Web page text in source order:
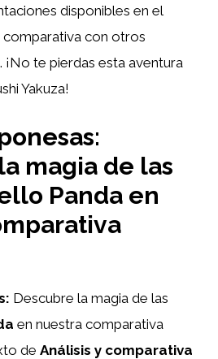
disponibles en el
comparativa con otros
te pierdas esta aventura
Yakuza!
magia de las
Panda en
Descubre la magia de las
en nuestra comparativa
de Análisis y comparativa